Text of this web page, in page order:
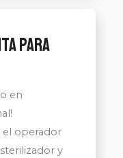
para
en
el operador
y